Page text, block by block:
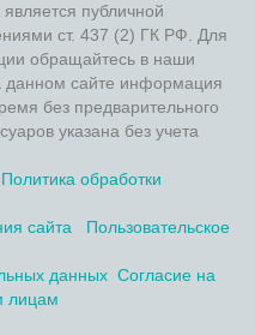
публичной
ст. 437 (2) ГК РФ. Для
обращайтесь в наши
данном сайте информация
без предварительного
указана без учета
Политика обработки
сайта
Пользовательское
данных Согласие на
лицам